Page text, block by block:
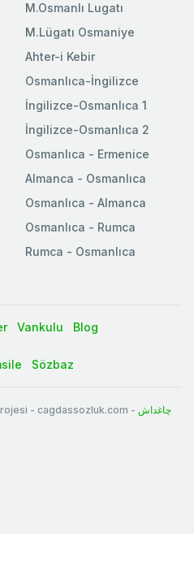
M.Osmanlı Lugatı
M.Lügatı Osmaniye
Ahter-i Kebir
Osmanlıca-İngilizce
İngilizce-Osmanlıca 1
İngilizce-Osmanlıca 2
Osmanlıca - Ermenice
Almanca - Osmanlıca
Osmanlıca - Almanca
Osmanlıca - Rumca
Rumca - Osmanlıca
Vankulu Blog
Sözbaz
- cagdassozluk.com - چاغداش